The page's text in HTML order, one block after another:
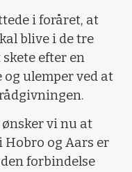
i foråret, at
blive i de tre
efter en
ulemper ved at
vi nu at
og Aars er
forbindelse